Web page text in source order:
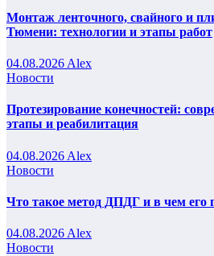
Монтаж ленточного, свайного и
Тюмени: технологии и этапы работ
04.08.2026 Alex
Новости
Протезирование конечностей:
этапы и реабилитация
04.08.2026 Alex
Новости
Что такое метод ДПДГ и в чем его
04.08.2026 Alex
Новости